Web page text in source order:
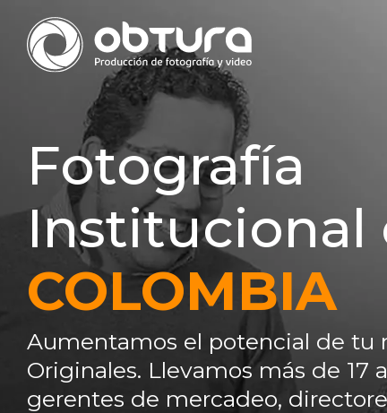
Fotografía
Institucional
COLOMBIA
Aumentamos el potencial de tu
Originales. Llevamos más de 17
gerentes de mercadeo,